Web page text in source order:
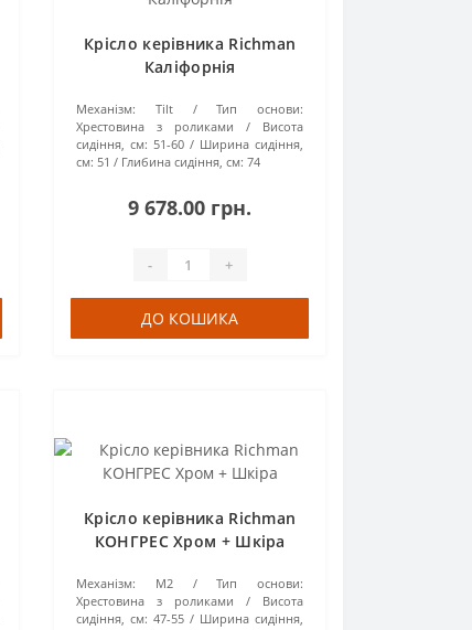
Крісло керівника Richman
Каліфорнія
Механізм: Tilt
Тип основи:
Хрестовина з роликами
Висота
сидіння, см: 51-60
Ширина сидіння,
см: 51 Глибина сидіння, см: 74
9 678.00 грн.
- +
ДО КОШИКА
Крісло керівника Richman
КОНГРЕС Хром + Шкіра
Механізм: М2
Тип основи:
Хрестовина з роликами
Висота
сидіння, см: 47-55
Ширина сидіння,